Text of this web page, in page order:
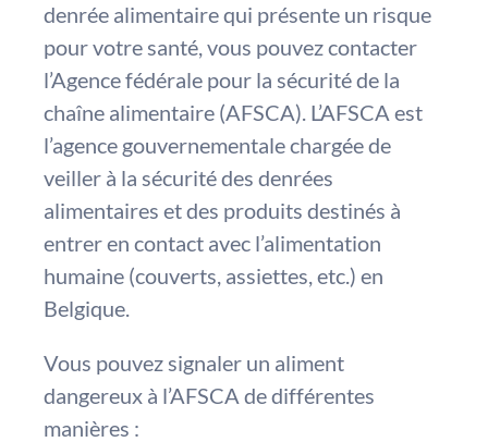
denrée alimentaire qui présente un risque
pour votre santé, vous pouvez contacter
l’Agence fédérale pour la sécurité de la
chaîne alimentaire (AFSCA). L’AFSCA est
l’agence gouvernementale chargée de
veiller à la sécurité des denrées
alimentaires et des produits destinés à
entrer en contact avec l’alimentation
humaine (couverts, assiettes, etc.) en
Belgique.
Vous pouvez signaler un aliment
dangereux à l’AFSCA de différentes
manières :